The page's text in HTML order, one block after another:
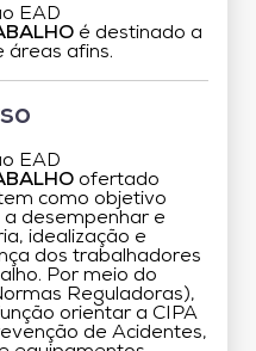
EAD
é destinado a
áreas afins.
EAD
ofertado
como objetivo
a desempenhar e
idealização e
dos trabalhadores
Por meio do
Reguladoras),
orientar a CIPA
de Acidentes,